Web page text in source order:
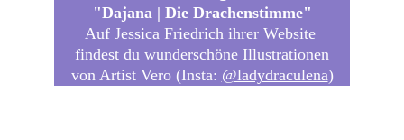
"Dajana | Die Drachenstimme"
Auf Jessica Friedrich ihrer Website
findest du wunderschöne Illustrationen
von Artist Vero (Insta: @ladydraculena)